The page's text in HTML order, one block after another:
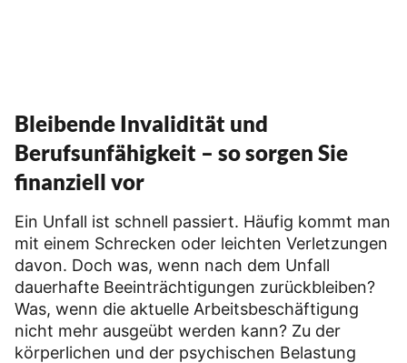
Bleibende Invalidität und
Berufsunfähigkeit – so sorgen Sie
finanziell vor
Ein Unfall ist schnell passiert. Häufig kommt man
mit einem Schrecken oder leichten Verletzungen
davon. Doch was, wenn nach dem Unfall
dauerhafte Beeinträchtigungen zurückbleiben?
Was, wenn die aktuelle Arbeitsbeschäftigung
nicht mehr ausgeübt werden kann? Zu der
körperlichen und der psychischen Belastung